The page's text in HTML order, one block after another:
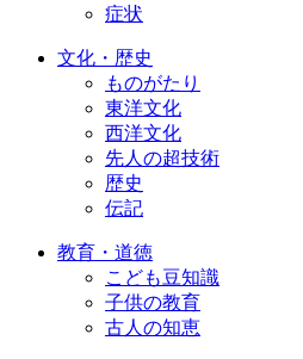
症状
文化・歴史
ものがたり
東洋文化
西洋文化
先人の超技術
歴史
伝記
教育・道徳
こども豆知識
子供の教育
古人の知恵